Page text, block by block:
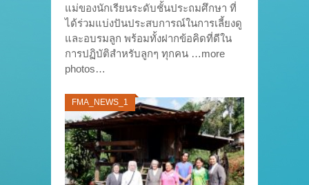
แม่ของนักเรียนระดับชั้นประถมศึกษา ที่
ได้ร่วมแบ่งปันประสบการณ์ในการเลี้ยงดู
และอบรมลูก พร้อมทั้งฝากข้อคิดที่ดีใน
การปฏิบัติสำหรับลูกๆ ทุกคน …more
photos…
FMA_NEWS_1